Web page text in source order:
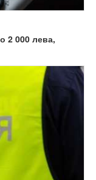
2 000 лева,